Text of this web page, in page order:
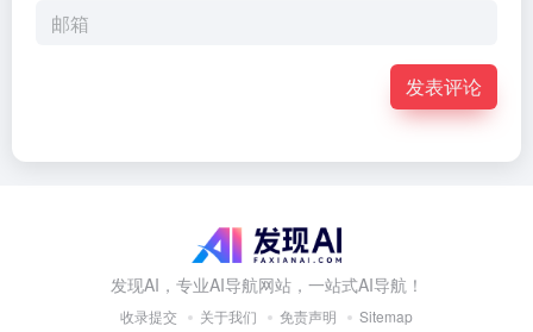
发表评论
发现AI，专业AI导航网站，一站式AI导航！
收录提交 关于我们 免责声明 Sitemap